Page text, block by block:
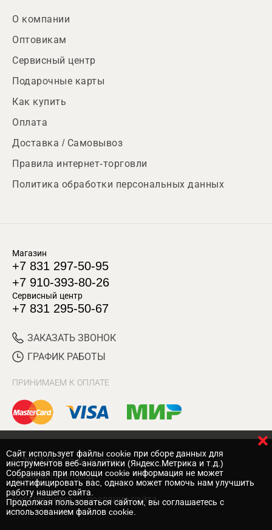
О компании
Оптовикам
Сервисный центр
Подарочные карты
Как купить
Оплата
Доставка / Самовывоз
Правила интернет-торговли
Политика обработки персональных данных
Магазин
+7 831 297-50-95
+7 910-393-80-26
Сервисный центр
+7 831 295-50-67
ЗАКАЗАТЬ ЗВОНОК
ГРАФИК РАБОТЫ
ПРИНИМАЕМ К ОПЛАТЕ
© 2017 Магазин Хозяин
Нижний Новгород
Вебмеханика — создание сайта
Cайт использует файлы cookie при сборе данных для
инструментов веб-аналитики (Яндекс.Метрика и т.д.)
Собранная при помощи cookie информация не может
идентифицировать вас, однако может помочь нам улучшить
работу нашего сайта.
Продолжая пользоваться сайтом, вы соглашаетесь с
использованием файлов cookie.